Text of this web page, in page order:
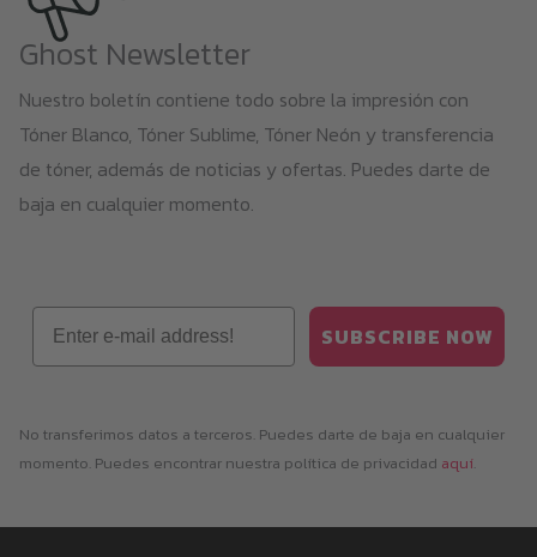
Ghost Newsletter
Nuestro boletín contiene todo sobre la impresión con
Tóner Blanco, Tóner Sublime, Tóner Neón y transferencia
de tóner, además de noticias y ofertas. Puedes darte de
baja en cualquier momento.
Email
SUBSCRIBE NOW
No transferimos datos a terceros. Puedes darte de baja en cualquier
momento. Puedes encontrar nuestra política de privacidad aquí.